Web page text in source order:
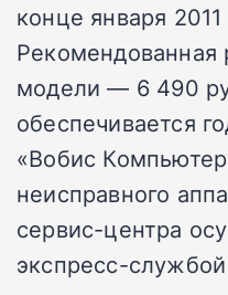
конце января 2011
Рекомендованная
модели — 6 490
обеспечивается
«Вобис
неисправного
сервис-центра
экспресс-